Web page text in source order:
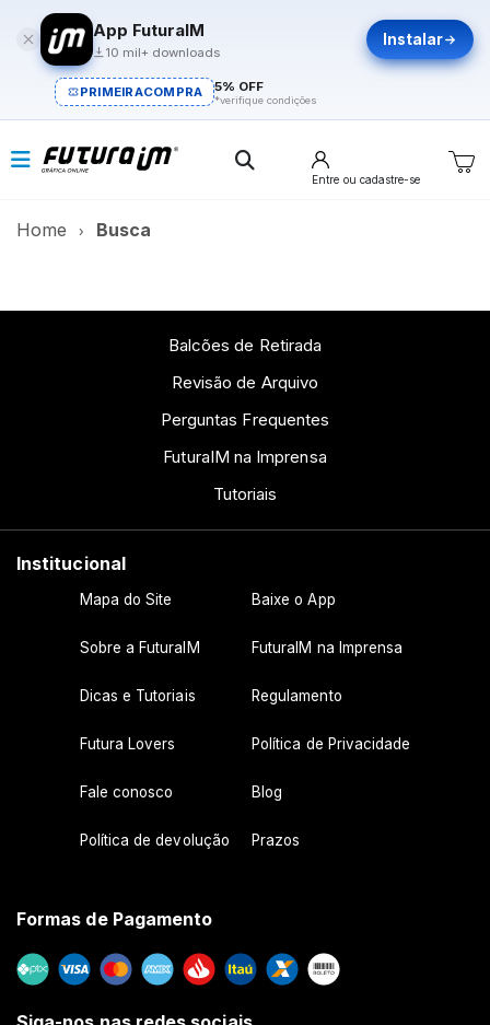
App FuturaIM
10 mil+ downloads
Instalar
PRIMEIRACOMPRA 5% OFF
*verifique condições
Entre ou cadastre-se
Home Busca
Balcões de Retirada
Revisão de Arquivo
Perguntas Frequentes
FuturaIM na Imprensa
Tutoriais
Institucional
Mapa do Site Baixe o App
Sobre a FuturaIM FuturaIM na Imprensa
Dicas e Tutoriais Regulamento
Futura Lovers Política de Privacidade
Fale conosco Blog
Política de devolução Prazos
Formas de Pagamento